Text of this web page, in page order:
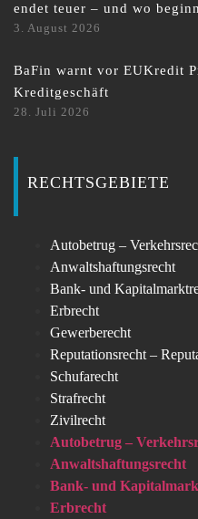
endet teuer – und wo
3. August 2026
BaFin warnt vor EUKredit
Kreditgeschäft
28. Juli 2026
RECHTSGEBIETE
Autobetrug –
Anwaltshaftungsrecht
Bank- und
Erbrecht
Gewerberecht
Reputationsrecht –
Schufarecht
Strafrecht
Zivilrecht
Autobetrug –
Anwaltshaftungsrecht
Bank- und
Erbrecht